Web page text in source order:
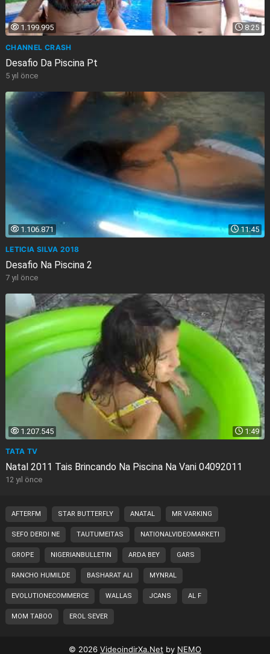
8:25
1.199.995
CHANNEL CRASH
Desafio Da Piscina Pt
5 yıl önce
11:45
1.106.871
LETICIA SILVA 2018
Desafio Na Piscina 2
7 yıl önce
1:49
1.207.545
TATA TV
Natal 2011 Tais Brincando Na Piscina Na Vani 04092011
12 yıl önce
AFTERFM STAR BUTTERFLY ANATAL MR VARKING
SEFO DERDI NE TAUTUMEITAS NATIONALVIDEOMARKETI
GROPE NIGERIANBULLETIN ARDA BEY GARS
RANCHO HUMILDE BASHARAT ALI MYNRAL
EVOLUTIONECOMMERCE WALLAS JCANS AL F
MOM TABOO EROL SEVER
© 2026 VideoindirXa.Net by NEMO